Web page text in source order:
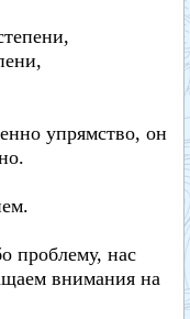
упрямство, он
проблему, нас
внимания на